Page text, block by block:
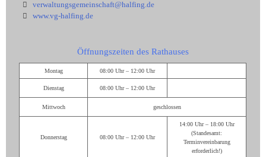
verwaltungsgemeinschaft@halfing.de
www.vg-halfing.de
Öffnungszeiten des Rathauses
Montag 08:00 Uhr – 12:00 Uhr
Dienstag 08:00 Uhr – 12:00 Uhr
Mittwoch geschlossen
Donnerstag 08:00 Uhr – 12:00 Uhr
14:00 Uhr – 18:00 Uhr
(Standesamt:
Terminvereinbarung
erforderlich!)